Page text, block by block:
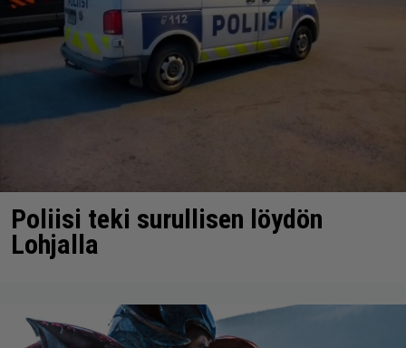
Poliisi teki surullisen löydön
Lohjalla